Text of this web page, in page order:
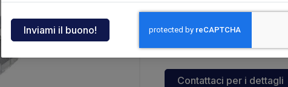
+ 31,44 €
Supplemento spedizione:
+ 10,00 €(+ IVA 22%)
Contattaci per i dettagli